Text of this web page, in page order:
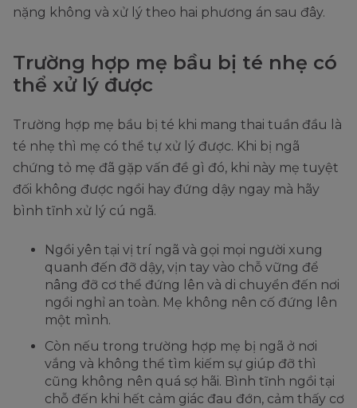
nặng không và xử lý theo hai phương án sau đây.
Trường hợp mẹ bầu bị té nhẹ có
thể xử lý được
Trường hợp mẹ bầu bị té khi mang thai tuần đầu là
té nhẹ thì mẹ có thể tự xử lý được. Khi bị ngã
chứng tỏ mẹ đã gặp vấn đề gì đó, khi này mẹ tuyệt
đối không được ngồi hay đứng dậy ngay mà hãy
bình tĩnh xử lý cú ngã.
Ngồi yên tại vị trí ngã và gọi mọi người xung
quanh đến đỡ dậy, vịn tay vào chỗ vững để
nâng đỡ cơ thể đứng lên và di chuyển đến nơi
ngồi nghỉ an toàn. Mẹ không nên cố đứng lên
một mình.
Còn nếu trong trường hợp mẹ bị ngã ở nơi
vắng và không thể tìm kiếm sự giúp đỡ thì
cũng không nên quá sợ hãi. Bình tĩnh ngồi tại
chỗ đến khi hết cảm giác đau đớn, cảm thấy cơ